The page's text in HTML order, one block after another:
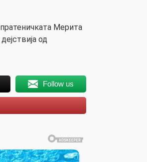
Мерита
од
Follow us